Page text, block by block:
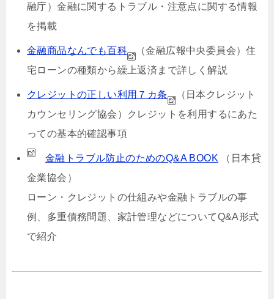
融庁）⾦融に関するトラブル・注意点に関する情報
を掲載
金融商品なんでも百科 （金融広報中央委員会）住
宅ローンの種類から繰上返済まで詳しく解説
クレジットの正しい利用７カ条
（日本クレジット
カウンセリング協会）
クレジットを利用するにあた
っての基本的確認事項
金融トラブル防止のためのQ&A BOOK
（日本貸
金業協会）
ローン・クレジットの仕組みや金融トラブルの事
例、多重債務問題、家計管理などについてQ&A形式
で紹介